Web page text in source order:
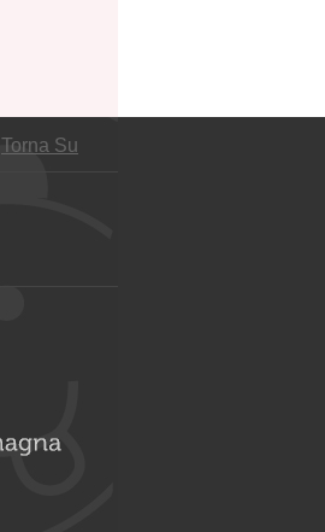
Torna Su